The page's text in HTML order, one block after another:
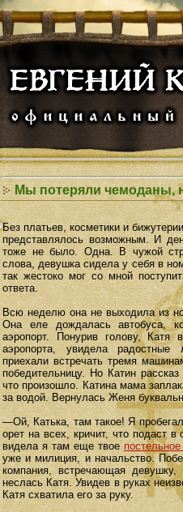
Мы потеряли чемоданы,
Без платьев, косметики и
представлялось возможным. И
тоже не было. Одна. В чужой
слова, девушка сидела у себя в
так жестоко мог со мной
ответа.
Всю неделю она не выходила из
Она еле дождалась автобуса,
аэропорт. Понурив голову, Катя
аэропорта, увидела
приехали встречать тремя
победительницу. Но Катин
что произошло. Катина мама
за водой. Вернулась Женя
—Ой, Катька, там такое! Я
орет на всех, кричит, что подаст
видела я там еще твое
уже и милиция, и начальство.
компания, встречающая
неслась Катя. Увидев в руках
Катя схватила его за руку.